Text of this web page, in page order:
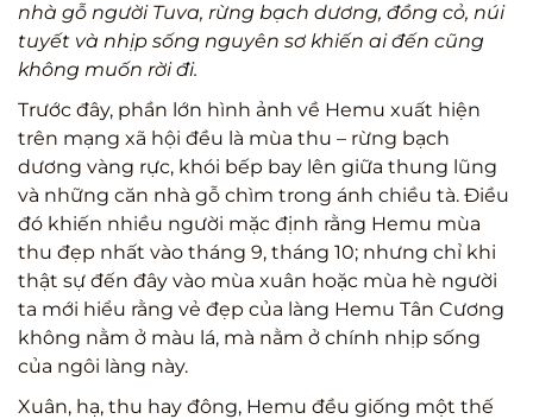
nhà gỗ người Tuva, rừng bạch dương, đồng cỏ, núi
tuyết và nhịp sống nguyên sơ khiến ai đến cũng
không muốn rời đi.
Trước đây, phần lớn hình ảnh về Hemu xuất hiện
trên mạng xã hội đều là mùa thu – rừng bạch
dương vàng rực, khói bếp bay lên giữa thung lũng
và những căn nhà gỗ chìm trong ánh chiều tà. Điều
đó khiến nhiều người mặc định rằng Hemu mùa
thu đẹp nhất vào tháng 9, tháng 10; nhưng chỉ khi
thật sự đến đây vào mùa xuân hoặc mùa hè người
ta mới hiểu rằng vẻ đẹp của làng Hemu Tân Cương
không nằm ở màu lá, mà nằm ở chính nhịp sống
của ngôi làng này.
Xuân, hạ, thu hay đông, Hemu đều giống một thế